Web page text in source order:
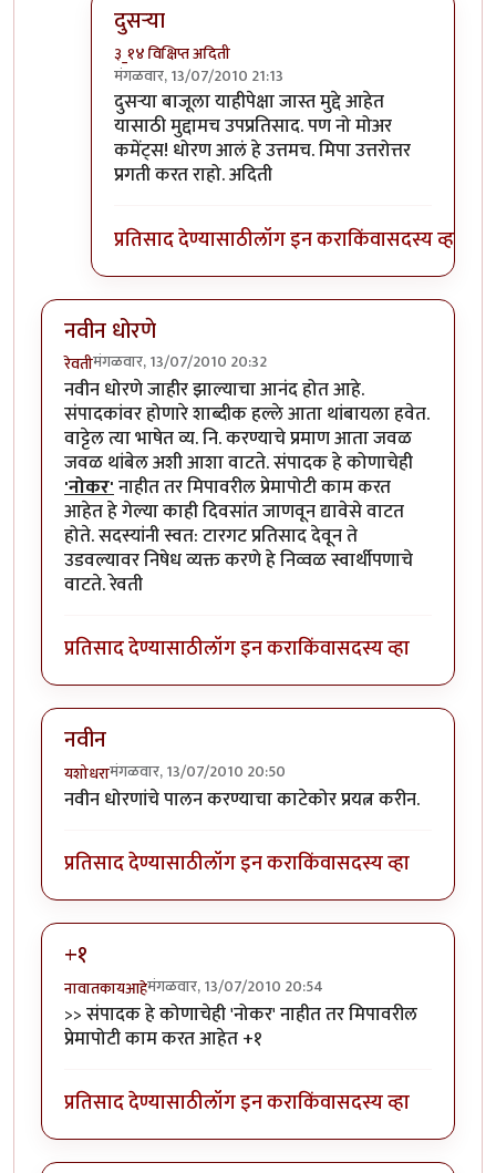
दुसर्‍या
३_१४ विक्षिप्त अदिती
मंगळवार, 13/07/2010 21:13
In reply toसहमतbyबिपिन कार्यकर्ते
दुसर्‍या बाजूला याहीपेक्षा जास्त मुद्दे आहेत
यासाठी मुद्दामच उपप्रतिसाद. पण नो मोअर
कमेंट्स! धोरण आलं हे उत्तमच. मिपा उत्तरोत्तर
प्रगती करत राहो. अदिती
प्रतिसाद देण्यासाठीलॉग इन कराकिंवासदस्य व्हा
नवीन धोरणे
रेवतीमंगळवार, 13/07/2010 20:32
नवीन धोरणे जाहीर झाल्याचा आनंद होत आहे.
संपादकांवर होणारे शाब्दीक हल्ले आता थांबायला हवेत.
वाट्टेल त्या भाषेत व्य. नि. करण्याचे प्रमाण आता जवळ
जवळ थांबेल अशी आशा वाटते. संपादक हे कोणाचेही
'नोकर'नाहीत तर मिपावरील प्रेमापोटी काम करत
आहेत हे गेल्या काही दिवसांत जाणवून द्यावेसे वाटत
होते. सदस्यांनी स्वत: टारगट प्रतिसाद देवून ते
उडवल्यावर निषेध व्यक्त करणे हे निव्वळ स्वार्थीपणाचे
वाटते. रेवती
प्रतिसाद देण्यासाठीलॉग इन कराकिंवासदस्य व्हा
नवीन
यशोधरामंगळवार, 13/07/2010 20:50
नवीन धोरणांचे पालन करण्याचा काटेकोर प्रयत्न करीन.
प्रतिसाद देण्यासाठीलॉग इन कराकिंवासदस्य व्हा
+१
नावातकायआहेमंगळवार, 13/07/2010 20:54
>> संपादक हे कोणाचेही 'नोकर' नाहीत तर मिपावरील
प्रेमापोटी काम करत आहेत +१
प्रतिसाद देण्यासाठीलॉग इन कराकिंवासदस्य व्हा